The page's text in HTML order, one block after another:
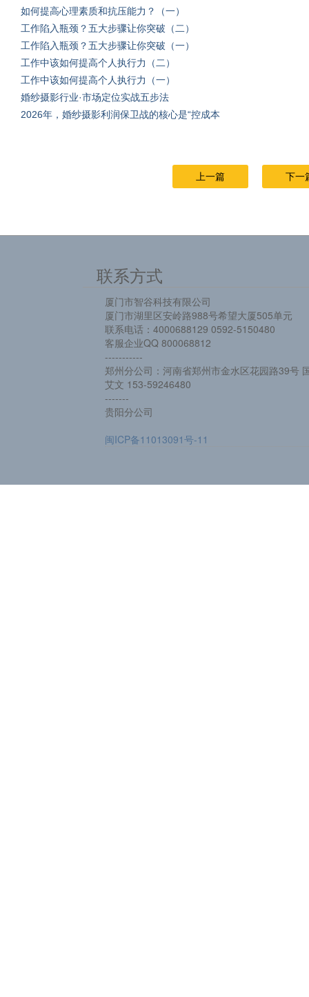
如何提高心理素质和抗压能力？（一）
工作陷入瓶颈？五大步骤让你突破（二）
工作陷入瓶颈？五大步骤让你突破（一）
工作中该如何提高个人执行力（二）
工作中该如何提高个人执行力（一）
婚纱摄影行业·市场定位实战五步法
2026年，婚纱摄影利润保卫战的核心是“控成本
上一篇 下一
联系方式
厦门市智谷科技有限公司
厦门市湖里区安岭路988号希望大厦505单元
联系电话：4000688129 0592-5150480
客服企业QQ 800068812
-----------
郑州分公司：河南省郑州市金水区花园路39号
艾文 153-59246480
-------
贵阳分公司
闽ICP备11013091号-11